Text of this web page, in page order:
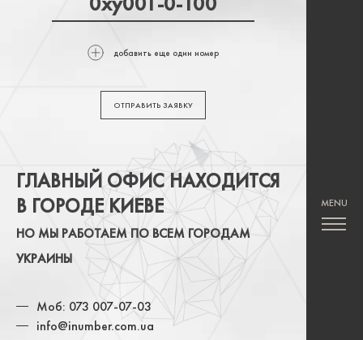
добавить еще один номер
ОТПРАВИТЬ ЗАЯВКУ
ГЛАВНЫЙ ОФИС НАХОДИТСЯ
В ГОРОДЕ КИЕВЕ
НО МЫ РАБОТАЕМ ПО ВСЕМ ГОРОДАМ
УКРАИНЫ
Моб: 073 007-07-03
info@inumber.com.ua